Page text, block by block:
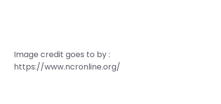
Image credit goes to by :
https://www.ncronline.org/